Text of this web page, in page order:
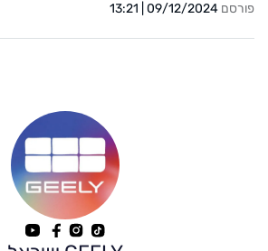
פורסם 09/12/2024 | 13:21